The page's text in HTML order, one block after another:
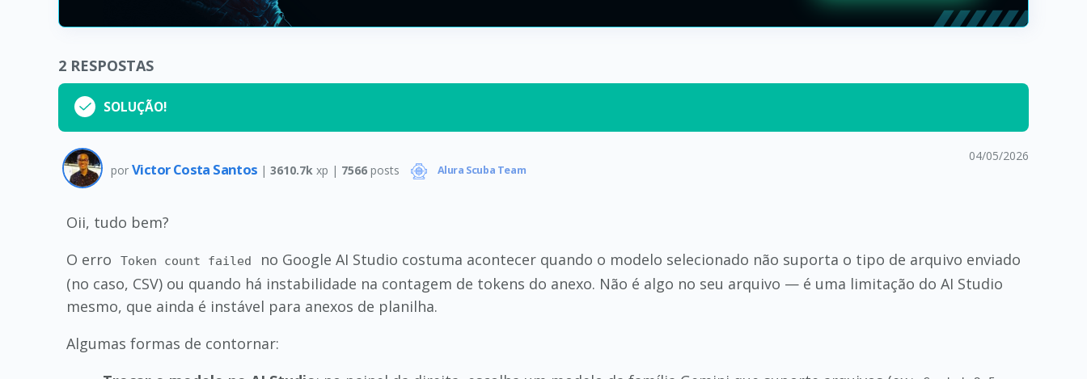
2 RESPOSTAS
SOLUÇÃO!
por Victor Costa Santos | 3610.7k xp | 7566 posts Alura Scuba Team
04/05/2026
Oii, tudo bem?
O erro
Token count failed
no Google AI Studio costuma acontecer quando o modelo selecionado não suporta o tipo de arquivo enviado
(no caso, CSV) ou quando há instabilidade na contagem de tokens do anexo. Não é algo no seu arquivo — é uma limitação do AI Studio
mesmo, que ainda é instável para anexos de planilha.
Algumas formas de contornar: